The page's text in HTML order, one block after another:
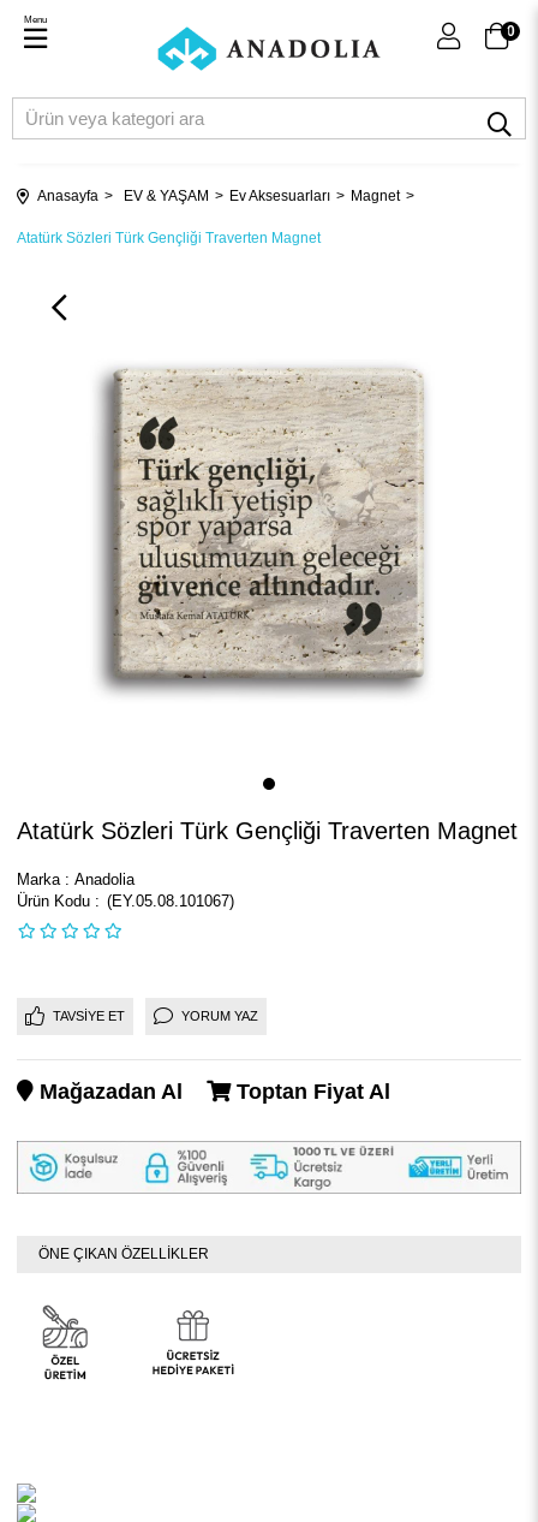
0
Menu
Anasayfa EV & YAŞAM Ev Aksesuarları Magnet
Atatürk Sözleri Türk Gençliği Traverten Magnet
Atatürk Sözleri Türk Gençliği Traverten Magnet
Marka : Anadolia
(EY.05.08.101067)
TAVSIYE ET YORUM YAZ
Mağazadan Al Toptan Fiyat Al
ÖNE ÇIKAN ÖZELLİKLER